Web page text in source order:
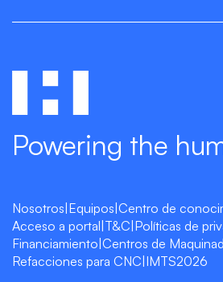
Powering the
Nosotros Equipos Centro de
Acceso a portal T&C Políticas de
Financiamiento Centros de
Refacciones para CNC IMTS2026